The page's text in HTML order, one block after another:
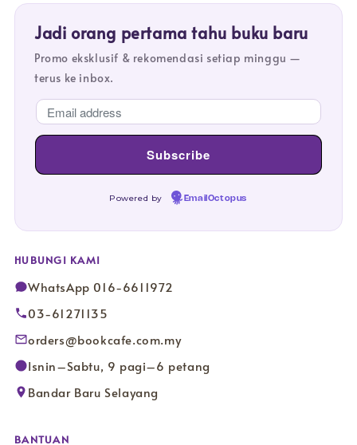
Jadi orang pertama tahu buku baru
Promo eksklusif & rekomendasi setiap minggu —
terus ke inbox.
Powered by EmailOctopus
HUBUNGI KAMI
WhatsApp 016-6611972
03-61271135
orders@bookcafe.com.my
Isnin–Sabtu, 9 pagi–6 petang
Bandar Baru Selayang
BANTUAN